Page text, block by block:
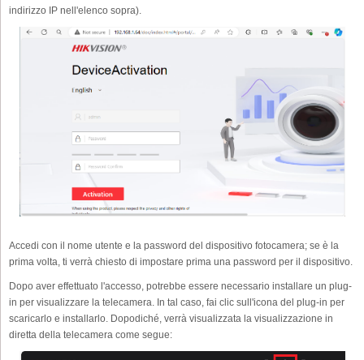
indirizzo IP nell'elenco sopra).
Accedi con il nome utente e la password del dispositivo fotocamera; se è la
prima volta, ti verrà chiesto di impostare prima una password per il dispositivo.
Dopo aver effettuato l'accesso, potrebbe essere necessario installare un plug-
in per visualizzare la telecamera. In tal caso, fai clic sull'icona del plug-in per
scaricarlo e installarlo. Dopodiché, verrà visualizzata la visualizzazione in
diretta della telecamera come segue: